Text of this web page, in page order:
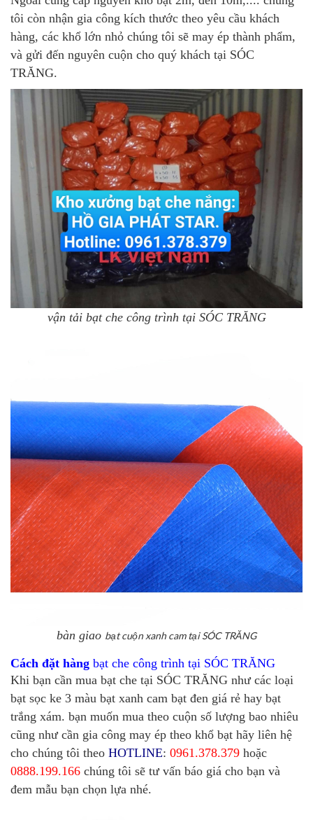
tôi còn nhận gia công kích thước theo yêu cầu khách
hàng, các khổ lớn nhỏ chúng tôi sẽ may ép thành phẩm,
và gửi đến nguyên cuộn cho quý khách tại SÓC
TRĂNG.
vận tải bạt che công trình tại SÓC TRĂNG
bàn giao bạt cuộn xanh cam tại SÓC TRĂNG
Cách đặt hàng bạt che công trình tại SÓC TRĂNG
Khi bạn cần mua bạt che tại SÓC TRĂNG như các loại
bạt sọc ke 3 màu bạt xanh cam bạt đen giá rẻ hay bạt
trắng xám. bạn muốn mua theo cuộn số lượng bao nhiêu
cũng như cần gia công may ép theo khổ bạt hãy liên hệ
cho chúng tôi theo HOTLINE: 0961.378.379 hoặc
0888.199.166 chúng tôi sẽ tư vấn báo giá cho bạn và
đem mẫu bạn chọn lựa nhé.